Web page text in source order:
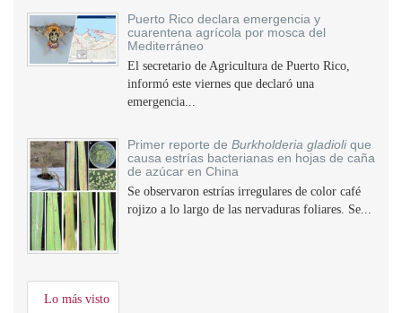
Puerto Rico declara emergencia y
cuarentena agrícola por mosca del
Mediterráneo
El secretario de Agricultura de Puerto Rico,
informó este viernes que declaró una
emergencia...
Primer reporte de Burkholderia gladiolique
causa estrías bacterianas en hojas de caña
de azúcar en China
Se observaron estrías irregulares de color café
rojizo a lo largo de las nervaduras foliares. Se...
Lo más visto